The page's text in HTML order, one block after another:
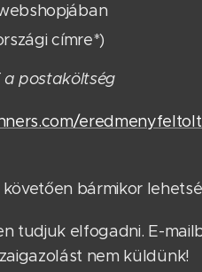
címre*)
a postaköltség
bármikor
tudjuk elfogadni. E-
nem küldünk!